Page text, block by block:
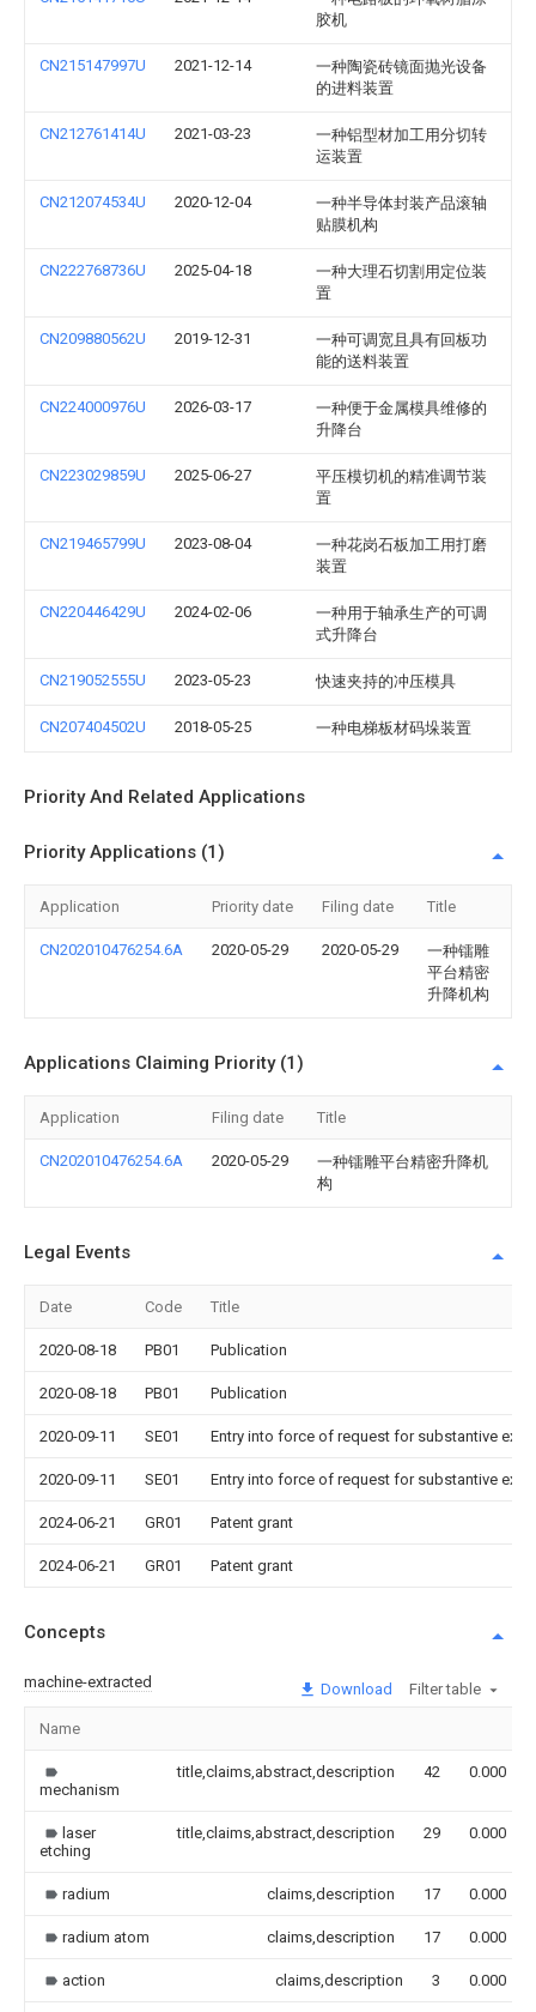
胶机
CN215147997U 2021-12-14
一种陶瓷砖镜面抛光设备
的进料装置
CN212761414U 2021-03-23
一种铝型材加工用分切转
运装置
CN212074534U 2020-12-04
一种半导体封装产品滚轴
贴膜机构
CN222768736U 2025-04-18
一种大理石切割用定位装
置
CN209880562U 2019-12-31
一种可调宽且具有回板功
能的送料装置
CN224000976U 2026-03-17
一种便于金属模具维修的
升降台
CN223029859U 2025-06-27
平压模切机的精准调节装
置
CN219465799U 2023-08-04
一种花岗石板加工用打磨
装置
CN220446429U 2024-02-06
一种用于轴承生产的可调
式升降台
CN219052555U 2023-05-23 快速夹持的冲压模具
CN207404502U 2018-05-25 一种电梯板材码垛装置
Priority And Related Applications
Priority Applications (1)
Application Priority date Filing date Title
CN202010476254.6A 2020-05-29 2020-05-29
一种镭雕
平台精密
升降机构
Applications Claiming Priority (1)
Application Filing date Title
CN202010476254.6A 2020-05-29
一种镭雕平台精密升降机
构
Legal Events
Date Code Title
2020-08-18 PB01 Publication
2020-08-18 PB01 Publication
2020-09-11 SE01 Entry into force of request for substantive
2020-09-11 SE01 Entry into force of request for substantive
2024-06-21 GR01 Patent grant
2024-06-21 GR01 Patent grant
Concepts
machine-extracted Download Filter table
Name
mechanism
title,claims,abstract,description 42 0.000
laser
etching
title,claims,abstract,description 29 0.000
radium claims,description 17 0.000
radium atom claims,description 17 0.000
action claims,description 3 0.000